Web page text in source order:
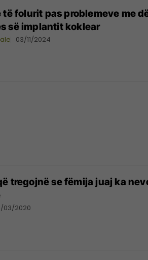
të folurit pas problemeve me
së implantit koklear
03/11/2024
tregojnë se fëmija juaj ka
03/2020